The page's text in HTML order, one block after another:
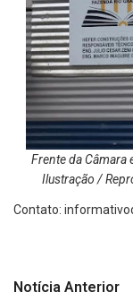
Frente da Câmara
Ilustração /
Contato:
Notícia Anterior